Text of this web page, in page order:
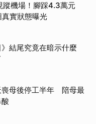
蹤機場！腳踩4.3萬元
實狀態曝光
》結尾究竟在暗示什麼
喪母後停工半年 陪母最